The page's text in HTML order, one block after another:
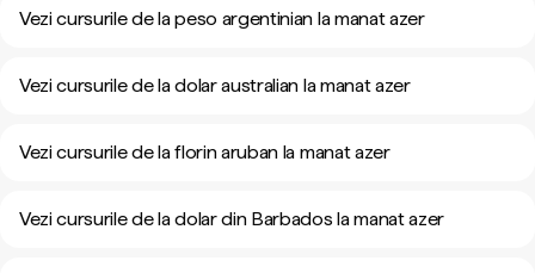
Vezi cursurile de la peso argentinian la manat azer
Vezi cursurile de la dolar australian la manat azer
Vezi cursurile de la florin aruban la manat azer
Vezi cursurile de la dolar din Barbados la manat azer